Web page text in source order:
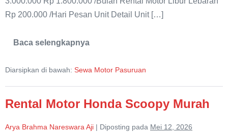
Rp 200.000 /Hari Pesan Unit Detail Unit […]
Baca selengkapnya
Rental
Vario
Pasuruan
Diarsipkan di bawah: Sewa Motor Pasuruan
Rental Motor Honda Scoopy Murah
Arya Brahma Nareswara Aji | Diposting pada Mei 12, 2026